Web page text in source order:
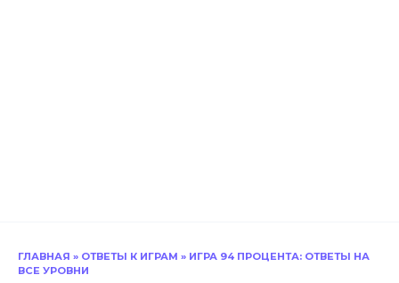
ГЛАВНАЯ » ОТВЕТЫ К ИГРАМ » ИГРА 94 ПРОЦЕНТА: ОТВЕТЫ НА
ВСЕ УРОВНИ